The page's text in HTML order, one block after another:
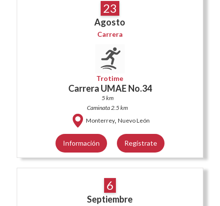
23
Agosto
Carrera
Trotime
Carrera UMAE No.34
5 km
Caminata 2.5 km
Monterrey, Nuevo León
Información Regístrate
6
Septiembre